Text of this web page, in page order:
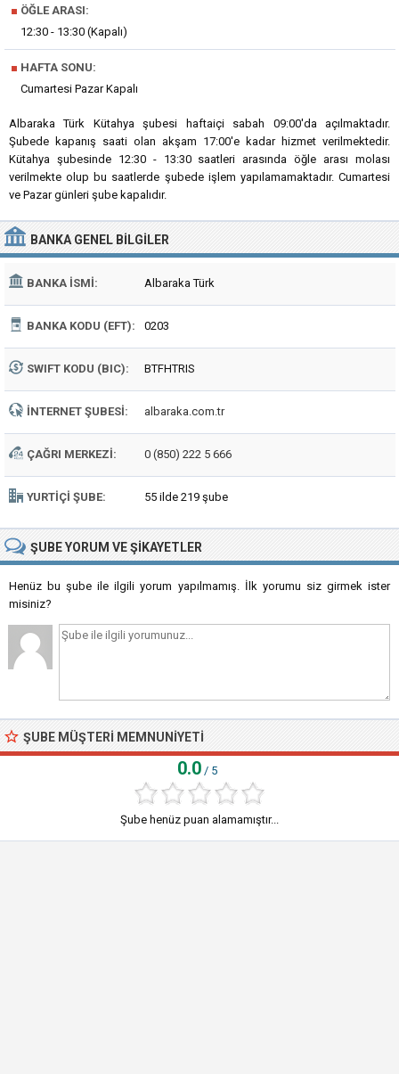
■ ÖĞLE ARASI:
12:30 - 13:30 (Kapalı)
■ HAFTA SONU:
Cumartesi Pazar Kapalı
Albaraka Türk Kütahya şubesi haftaiçi sabah 09:00'da açılmaktadır.
Şubede kapanış saati olan akşam 17:00'e kadar hizmet verilmektedir.
Kütahya şubesinde 12:30 - 13:30 saatleri arasında öğle arası molası
verilmekte olup bu saatlerde şubede işlem yapılamamaktadır. Cumartesi
ve Pazar günleri şube kapalıdır.
BANKA GENEL BILGILER
BANKA İSMI: Albaraka Türk
BANKA KODU (EFT): 0203
SWIFT KODU (BIC): BTFHTRIS
İNTERNET ŞUBESI: albaraka.com.tr
ÇAĞRI MERKEZI: 0 (850) 222 5 666
YURTIÇI ŞUBE: 55 ilde 219 şube
ŞUBEYORUM VE ŞIKAYETLER
Henüz bu şube ile ilgili yorum yapılmamış. İlk yorumu siz girmek ister
misiniz?
ŞUBE MÜŞTERI MEMNUNIYETI
0.0 / 5
Şube henüz puan alamamıştır...